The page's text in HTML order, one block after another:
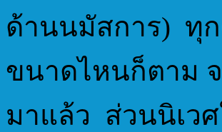
ด้านนมัสการ) ทุก
ขนาดไหนก็ตาม
มาแล้ว ส่วนนิเว